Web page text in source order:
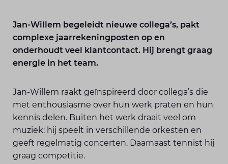
Jan-Willem begeleidt nieuwe collega’s, pakt
complexe jaarrekeningposten op en
onderhoudt veel klantcontact. Hij brengt graag
energie in het team.
Jan-Willem raakt geïnspireerd door collega’s die
met enthousiasme over hun werk praten en hun
kennis delen. Buiten het werk draait veel om
muziek: hij speelt in verschillende orkesten en
geeft regelmatig concerten. Daarnaast tennist hij
graag competitie.